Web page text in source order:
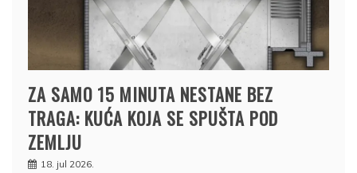
ZA SAMO 15 MINUTA NESTANE BEZ
TRAGA: KUĆA KOJA SE SPUŠTA POD
ZEMLJU
18. jul 2026.